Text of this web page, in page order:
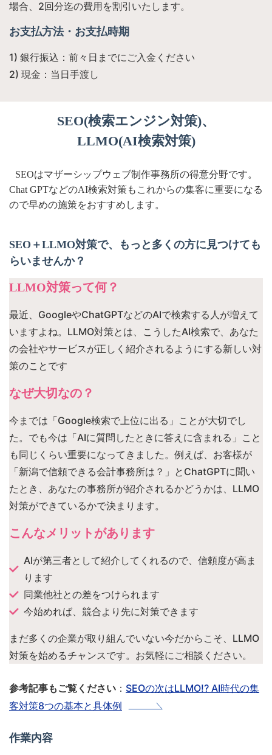
場合、2回分迄の費用を割引いたします。
お支払方法・お支払時期
1) 銀行振込：前々日までにご入金ください
2) 現金：当日手渡し
SEO(検索エンジン対策)、
LLMO(AI検索対策)
SEOはマザーシップウェブ制作事務所の得意分野です。
Chat GPTなどのAI検索対策もこれからの集客に重要になる
ので早めの施策をおすすめします。
SEO＋LLMO対策で、もっと多くの方に見つけても
らいませんか？
LLMO対策って何？
最近、GoogleやChatGPTなどのAIで検索する人が増えて
いますよね。LLMO対策とは、こうしたAI検索で、あなた
の会社やサービスが正しく紹介されるようにする新しい対
策のことです
なぜ大切なの？
今までは「Google検索で上位に出る」ことが大切でし
た。でも今は「AIに質問したときに答えに含まれる」こと
も同じくらい重要になってきました。例えば、お客様が
「新潟で信頼できる会計事務所は？」とChatGPTに聞い
たとき、あなたの事務所が紹介されるかどうかは、LLMO
対策ができているかで決まります。
こんなメリットがあります
AIが第三者として紹介してくれるので、信頼度が高ま
ります
同業他社との差をつけられます
今始めれば、競合より先に対策できます
まだ多くの企業が取り組んでいない今だからこそ、LLMO
対策を始めるチャンスです。お気軽にご相談ください。
参考記事もご覧ください ： SEOの次はLLMO!? AI時代の集
客対策8つの基本と具体例
作業内容